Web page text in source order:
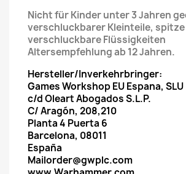
Nicht für Kinder unter 3 Jahren
verschluckbarer Kleinteile, spitze
verschluckbare Flüssigkeiten
Altersempfehlung ab 12 Jahren.
Hersteller/Inverkehrbringer:
Games Workshop EU Espana, SLU
c/d Oleart Abogados S.L.P.
C/ Aragón, 208,210
Planta 4 Puerta 6
Barcelona, 08011
España
Mailorder@gwplc.com